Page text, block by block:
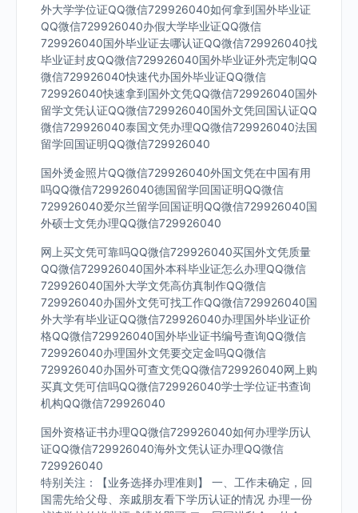
外大学学位证QQ微信729926040如何拿到国外毕业证
QQ微信729926040办假大学毕业证QQ微信
729926040国外毕业证去哪认证QQ微信729926040找
毕业证封皮QQ微信729926040国外毕业证外壳定制QQ
微信729926040快速代办国外毕业证QQ微信
729926040快速拿到国外文凭QQ微信729926040国外
留学文凭认证QQ微信729926040国外文凭回国认证QQ
微信729926040泰国文凭办理QQ微信729926040法国
留学回国证明QQ微信729926040
国外烫金照片QQ微信729926040外国文凭在中国有用
吗QQ微信729926040德国留学回国证明QQ微信
729926040爱尔兰留学回国证明QQ微信729926040国
外硕士文凭办理QQ微信729926040
网上买文凭可靠吗QQ微信729926040买国外文凭质量
QQ微信729926040国外本科毕业证怎么办理QQ微信
729926040国外大学文凭高仿真制作QQ微信
729926040办国外文凭可找工作QQ微信729926040国
外大学有毕业证QQ微信729926040办理国外毕业证价
格QQ微信729926040国外毕业证书编号查询QQ微信
729926040办理国外文凭要交定金吗QQ微信
729926040办国外可查文凭QQ微信729926040网上购
买真文凭可信吗QQ微信729926040学士学位证书查询
机构QQ微信729926040
国外资格证书办理QQ微信729926040如何办理学历认
证QQ微信729926040海外文凭认证办理QQ微信
729926040
特别关注：【业务选择办理准则】 一、工作未确定，回
国需先给父母、亲戚朋友看下学历认证的情况 办理一份